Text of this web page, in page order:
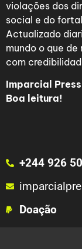
violações dos
social e do
Actualizado
mundo o que
com
Imparcial Press
Boa leitura!
+244 926
Doação